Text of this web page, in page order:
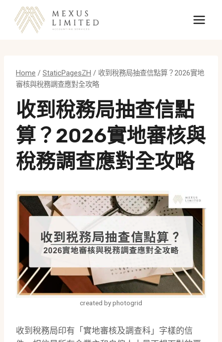
content
Home / StaticPagesZH / 收到稅務局抽查信點算？2026實地
審核與稅務調查應對全攻略
收到稅務局抽查信點
算？2026實地審核與
稅務調查應對全攻略
created by photogrid
收到稅務局印有「實地審核及調查科」字樣的信